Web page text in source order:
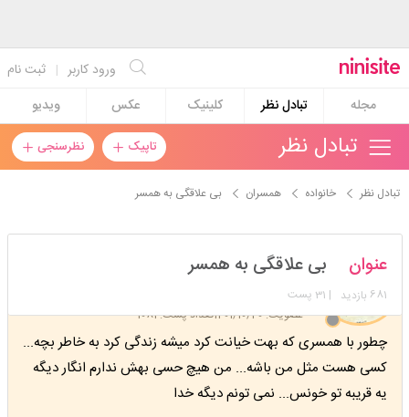
ثبت نام | ورود کاربر
مجله
تبادل نظر کلینیک عکس ویدیو
تاپیک نظرسنجی تبادل نظر
تبادل نظر خانواده همسران بی علاقگی به همسر
azarakhsh4
عضویت: 1401/10/20 تعداد پست: 1081
عنوان بی علاقگی به همسر
681 بازدید | 31 پست
چطور با همسری که بهت خیانت کرد میشه زندگی کرد به خاطر بچه...
کسی هست مثل من باشه... من هیچ حسی بهش ندارم انگار دیگه
یه قریبه تو خونس... نمی تونم دیگه خدا